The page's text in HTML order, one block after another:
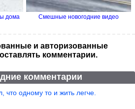
дома
Смешные новогодние видео
и авторизованные
комментарии.
комментарии
что одному то и жить легче.